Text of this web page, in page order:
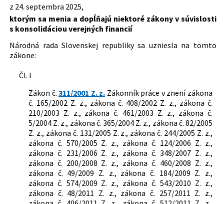
Autor: Národná rada Slovenskej republiky
Právna oblasť:
Pracovno-právne vzťahy
Štátne orgány
niektorých ústavných činiteľov
Slovenskej republiky
241/1993 Z. z.
Zákon Národnej rady Slovenskej
pracovného pokoja a pamätných dňoch
311/2001 Z. z.
283/2002 Z. z.
462/2003 Z. z.
Zákon o náhrade príjmu pri dočasnej
pracovnej neschopnosti zamestnanca
a o zmene a doplnení niektorých
zákonov
595/2003 Z. z.
Zákon o dani z príjmov
43/2004 Z. z.
Zákon o starobnom dôchodkovom
sporení a o zmene a doplnení
niektorých zákonov
222/2004 Z. z.
Zákon o dani z pridanej hodnoty
564/2004 Z. z.
Zákon o rozpočtovom určení výnosu
dane z príjmov územnej samospráve a
neskorších predpisov a ktorým sa
menia a dopĺňajú niektoré zákony
Zákon, ktorým sa mení a dopĺňa zákon
č. 581/2004 Z. z. o zdravotných
dopĺňajú niektoré zákony
z 24. septembra 2025,
ktorým sa menia a dopĺňajú niektoré zákony v súvislosti
s konsolidáciou verejných financií
Národná rada Slovenskej republiky sa uzniesla na tomto
zákone:
Čl. I
Zákon č.311/2001 Z. z. Zákonník práce v znení zákona
č. 165/2002 Z. z., zákona č. 408/2002 Z. z., zákona č.
210/2003 Z. z., zákona č. 461/2003 Z. z., zákona č.
5/2004 Z. z., zákona č. 365/2004 Z. z., zákona č. 82/2005
Z. z., zákona č. 131/2005 Z. z., zákona č. 244/2005 Z. z.,
zákona č. 570/2005 Z. z., zákona č. 124/2006 Z. z.,
zákona č. 231/2006 Z. z., zákona č. 348/2007 Z. z.,
zákona č. 200/2008 Z. z., zákona č. 460/2008 Z. z.,
zákona č. 49/2009 Z. z., zákona č. 184/2009 Z. z.,
zákona č. 574/2009 Z. z., zákona č. 543/2010 Z. z.,
zákona č. 48/2011 Z. z., zákona č. 257/2011 Z. z.,